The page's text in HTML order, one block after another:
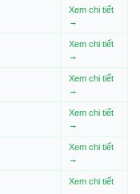
Xem chi tiết
→
Xem chi tiết
→
Xem chi tiết
→
Xem chi tiết
→
Xem chi tiết
→
Xem chi tiết